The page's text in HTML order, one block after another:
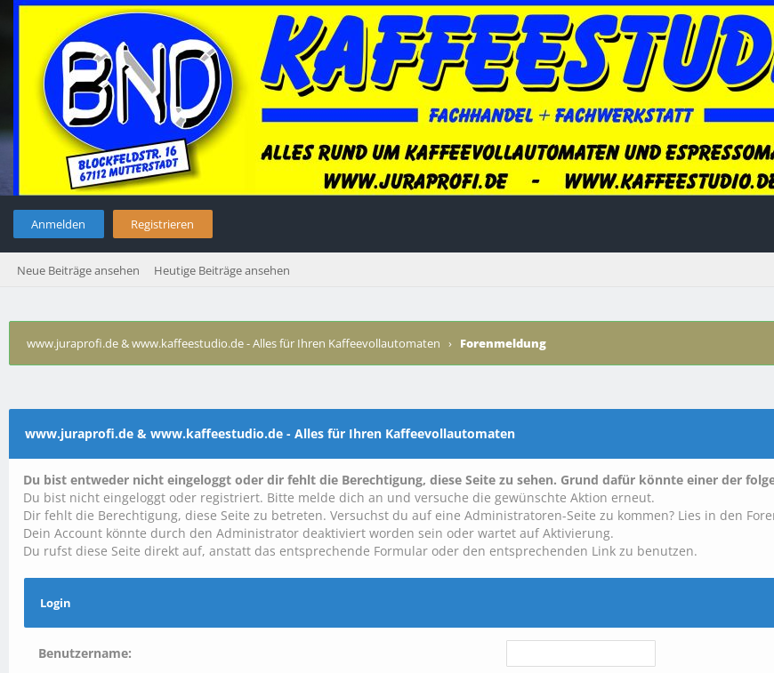
Anmelden Registrieren
Neue Beiträge ansehen Heutige Beiträge ansehen
www.juraprofi.de & www.kaffeestudio.de - Alles für Ihren Kaffeevollautomaten › Forenmeldung
www.juraprofi.de & www.kaffeestudio.de - Alles für Ihren Kaffeevollautomaten
Du bist entweder nicht eingeloggt oder dir fehlt die Berechtigung, diese Seite zu sehen. Grund dafür könnte einer der
Du bist nicht eingeloggt oder registriert. Bitte melde dich an und versuche die gewünschte Aktion erneut.
Dir fehlt die Berechtigung, diese Seite zu betreten. Versuchst du auf eine Administratoren-Seite zu kommen? Lies in den
Dein Account könnte durch den Administrator deaktiviert worden sein oder wartet auf Aktivierung.
Du rufst diese Seite direkt auf, anstatt das entsprechende Formular oder den entsprechenden Link zu benutzen.
Login
Benutzername: